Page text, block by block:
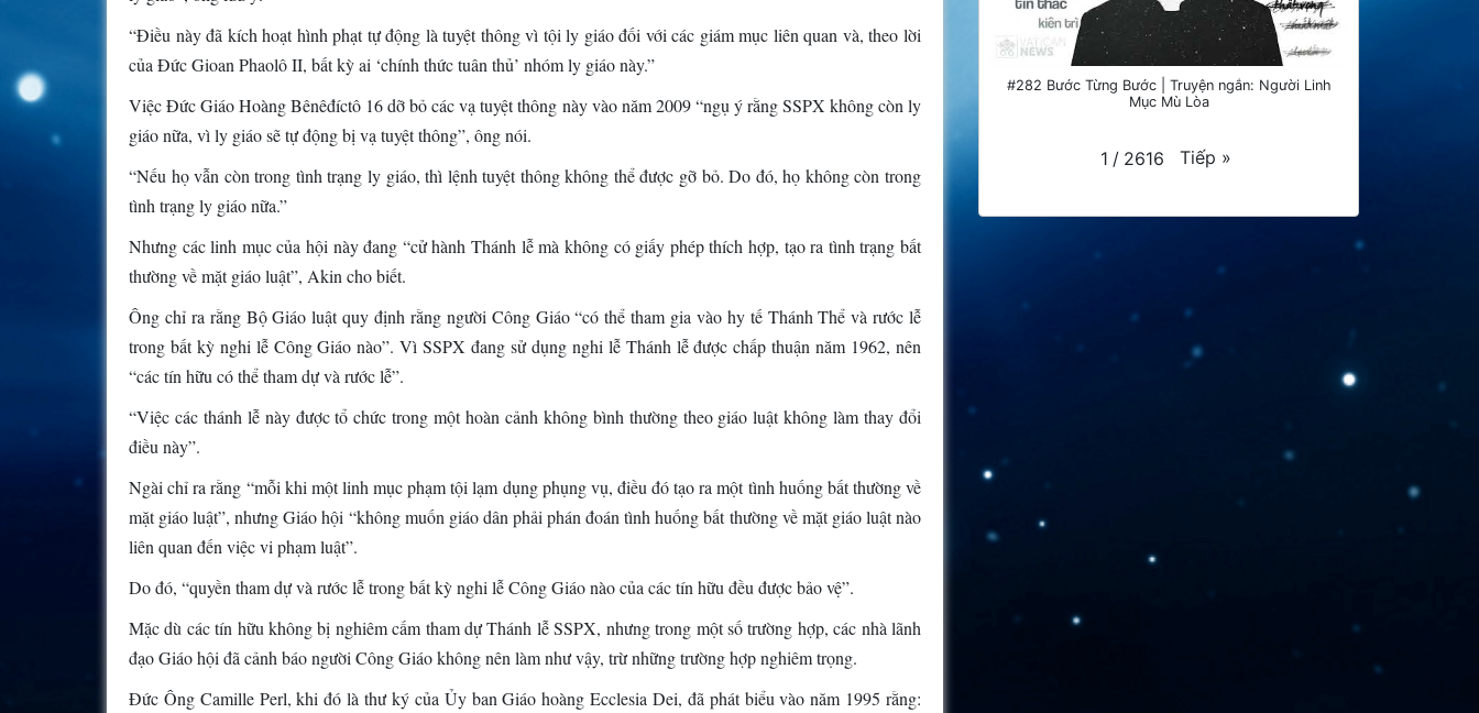
“Điều này đã kích hoạt hình phạt tự động là tuyệt thông vì tội ly giáo đối với các giám mục liên quan và, theo lời
của Đức Gioan Phaolô II, bất kỳ ai ‘chính thức tuân thủ’ nhóm ly giáo này.”
Việc Đức Giáo Hoàng Bênêđíctô 16 dỡ bỏ các vạ tuyệt thông này vào năm 2009 “ngụ ý rằng SSPX không còn ly
giáo nữa, vì ly giáo sẽ tự động bị vạ tuyệt thông”, ông nói.
“Nếu họ vẫn còn trong tình trạng ly giáo, thì lệnh tuyệt thông không thể được gỡ bỏ. Do đó, họ không còn trong
tình trạng ly giáo nữa.”
Nhưng các linh mục của hội này đang “cử hành Thánh lễ mà không có giấy phép thích hợp, tạo ra tình trạng bất
thường về mặt giáo luật”, Akin cho biết.
Ông chỉ ra rằng Bộ Giáo luật quy định rằng người Công Giáo “có thể tham gia vào hy tế Thánh Thể và rước lễ
trong bất kỳ nghi lễ Công Giáo nào”. Vì SSPX đang sử dụng nghi lễ Thánh lễ được chấp thuận năm 1962, nên
“các tín hữu có thể tham dự và rước lễ”.
“Việc các thánh lễ này được tổ chức trong một hoàn cảnh không bình thường theo giáo luật không làm thay đổi
điều này”.
Ngài chỉ ra rằng “mỗi khi một linh mục phạm tội lạm dụng phụng vụ, điều đó tạo ra một tình huống bất thường về
mặt giáo luật”, nhưng Giáo hội “không muốn giáo dân phải phán đoán tình huống bất thường về mặt giáo luật nào
liên quan đến việc vi phạm luật”.
Do đó, “quyền tham dự và rước lễ trong bất kỳ nghi lễ Công Giáo nào của các tín hữu đều được bảo vệ”.
Mặc dù các tín hữu không bị nghiêm cấm tham dự Thánh lễ SSPX, nhưng trong một số trường hợp, các nhà lãnh
đạo Giáo hội đã cảnh báo người Công Giáo không nên làm như vậy, trừ những trường hợp nghiêm trọng.
Đức Ông Camille Perl, khi đó là thư ký của Ủy ban Giáo hoàng Ecclesia Dei, đã phát biểu vào năm 1995 rằng:
#282 Bước Từng Bước | Truyện ngắn: Người Linh
Mục Mù Lòa
1 / 2616 Tiếp »